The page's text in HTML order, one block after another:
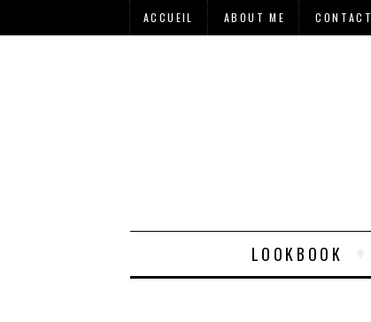
ACCUEIL ABOUT ME CONTACT
LOOKBOOK